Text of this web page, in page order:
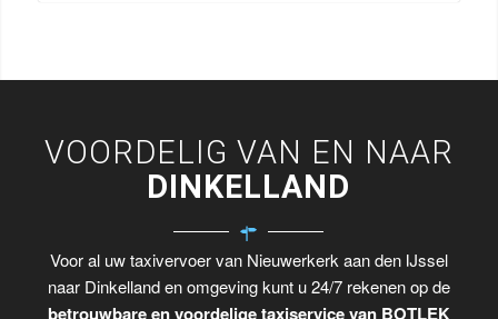
VOORDELIG VAN EN NAAR
DINKELLAND
Voor al uw taxivervoer van Nieuwerkerk aan den IJssel
naar Dinkelland en omgeving kunt u 24/7 rekenen op de
betrouwbare en voordelige taxiservice van BOTLEK